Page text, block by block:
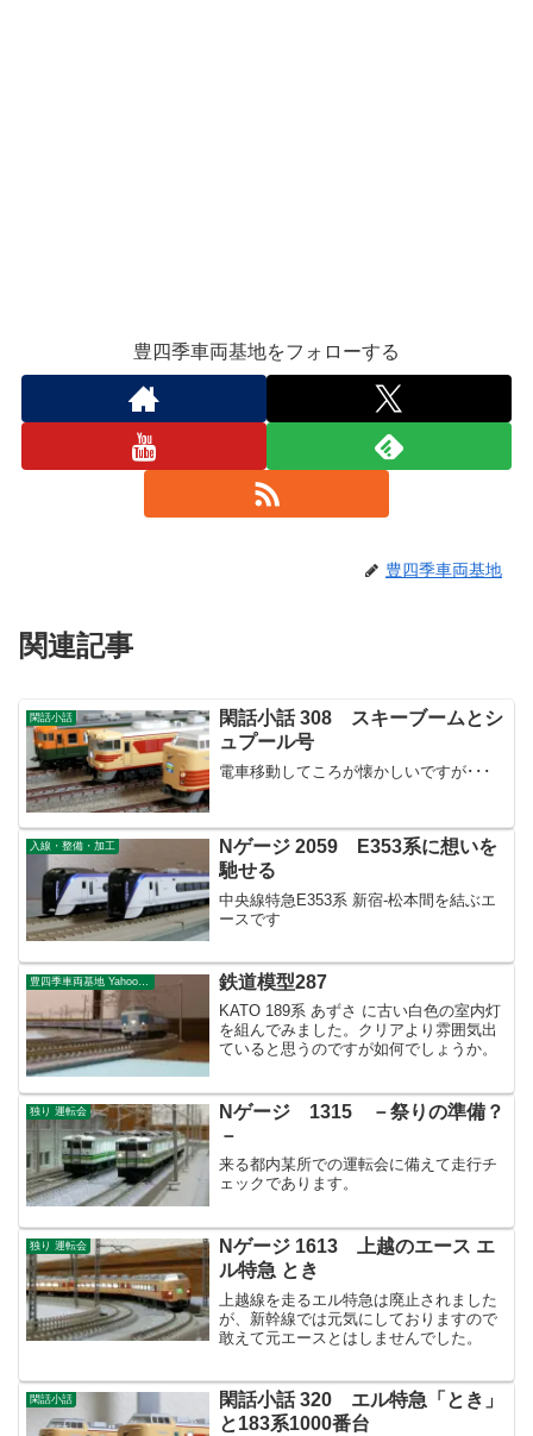
豊四季車両基地をフォローする
豊四季車両基地
関連記事
閑話小話
閑話小話 308 スキーブームとシ
ュプール号
電車移動してころが懐かしいですが･･･
入線・整備・加工
Nゲージ 2059 E353系に想いを
馳せる
中央線特急E353系 新宿-松本間を結ぶエ
ースです
鉄道模型287
KATO 189系 あずさ に古い白色の室内灯
を組んでみました。クリアより雰囲気出
ていると思うのですが如何でしょうか。
独り 運転会
Nゲージ 1315 －祭りの準備？
－
来る都内某所での運転会に備えて走行チ
ェックであります。
独り 運転会
Nゲージ 1613 上越のエース エ
ル特急 とき
上越線を走るエル特急は廃止されました
が、新幹線では元気にしておりますので
敢えて元エースとはしませんでした。
閑話小話
閑話小話 320 エル特急「とき」
と183系1000番台